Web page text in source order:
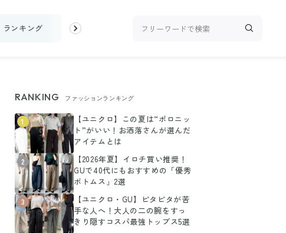
ランキング お金 収納・片付け ビューティ 100均・
RANKING ファッションランキング
1
【ユニクロ】この夏は“ポロニッ
ト”がいい！お洒落さんが選んだ
アイテムとは
2
【2026年夏】イロチ買い推奨！
GUで40代にもおすすめの「優秀
ボトムス」2選
3
【ユニクロ・GU】ピタピタが苦
手な人へ！大人の二の腕をすっ
きり隠すコスパ最強トップス5選